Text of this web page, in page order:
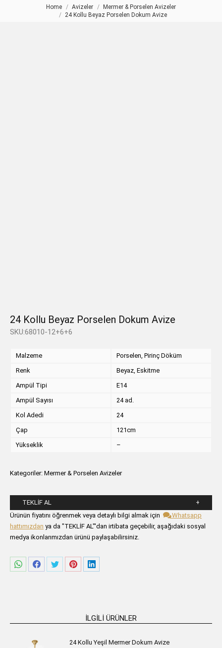
You are here:Home Avizeler
Mermer & Porselen Avizeler
24 Kollu Beyaz Porselen Dokum Avize
24 Kollu Beyaz Porselen Dokum Avize
SKU:68010-12+6+6
Malzeme
Porselen, Pirinç Döküm
Renk
Beyaz, Eskitme
Ampül Tipi
E14
Ampül Sayısı
24 ad.
Kol Adedi
24
Çap
121cm
Yükseklik
–
Kategoriler: Mermer & Porselen Avizeler
TEKLIF AL
Lütfen aşağıdaki formu alanlarını doldurunuz.
Ürünün fiyatını öğrenmek veya detaylı bilgi almak için
Whatsapp
hattımızdan ya da "TEKLİF AL"'dan irtibata geçebilir, aşağıdaki sosyal
medya ikonlarımızdan ürünü paylaşabilirsiniz.
ShareShareShareShareShare
İLGILI ÜRÜNLER
24 Kollu Yeşil Mermer Dokum Avize